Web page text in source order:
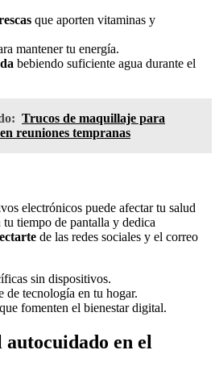
que aporten vitaminas y
mantener tu energía.
bebiendo suficiente agua durante el
Trucos de maquillaje para
reuniones tempranas
electrónicos puede afectar tu salud
tiempo de pantalla y dedica
de las redes sociales y el correo
sin dispositivos.
de tecnología en tu hogar.
fomenten el bienestar digital.
en el